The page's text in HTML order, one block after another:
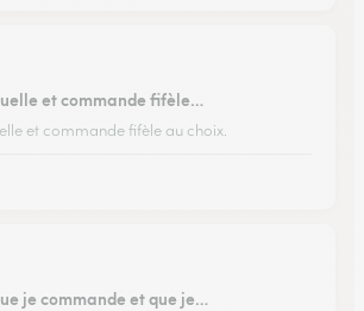
et commande fifèle…
et commande fifèle au choix.
je commande et que je…